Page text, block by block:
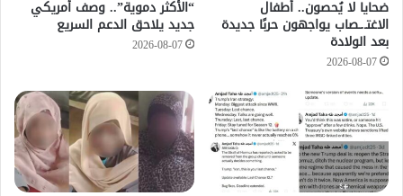
ضحايا لا يُحصون.. أطفال
الاغتـ.ـصاب يواجهون حربًا جديدة
بعد الولادة
2026-08-07
“الأكثر دموية”.. وصف أمريكي
جديد يلاحق الدعم السريع
2026-08-07